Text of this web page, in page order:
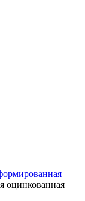
оцинкованная